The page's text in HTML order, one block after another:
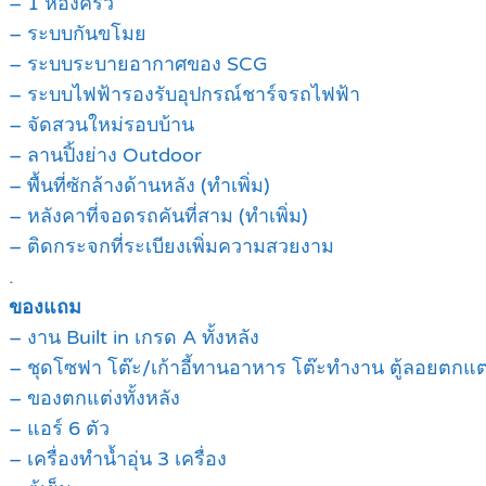
– ระบบกันขโมย
– ระบบระบายอากาศของ SCG
– ระบบไฟฟ้ารองรับอุปกรณ์ชาร์จรถไฟฟ้า
– จัดสวนใหม่รอบบ้าน
– ลานปิ้งย่าง Outdoor
– พื้นที่ซักล้างด้านหลัง (ทำเพิ่ม)
– หลังคาที่จอดรถคันที่สาม (ทำเพิ่ม)
– ติดกระจกที่ระเบียงเพิ่มความสวยงาม
.
ของแถม
– งาน Built in เกรด A ทั้งหลัง
– ชุดโซฟา โต๊ะ/เก้าอี้ทานอาหาร โต๊ะทำงาน ตู้ลอยตกแ
– ของตกแต่งทั้งหลัง
– แอร์ 6 ตัว
– เครื่องทำน้ำอุ่น 3 เครื่อง